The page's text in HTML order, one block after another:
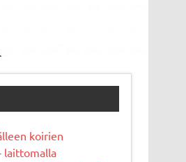
koirien
laittomalla